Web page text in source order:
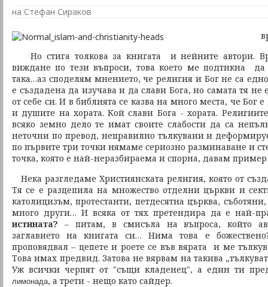
на Стефан Сираков
Но стига толкова за книгата и нейните автори.
виждане по тези въпроси, това което ме подтикна да
така…аз споделям мнението, че религия и Бог не са
е създадена да изучава и да слави Бога, но самата тя не
от себе си. И в библията се казва на много места, че Бог
и душите на хората. Кой слави Бога - хората.
всяко земно дело те имат своите слабости да са
неточни по превод, неправилно тълкувани и
по първите три точки нямаме сериозно разминаване и
точка, която е най-неразбираема и спорна, давам пример
Нека разгледаме Християнската религия, която от
Тя се е разцепила на множество отделни църкви и
католицизъм, протестанти, петдесятна църква,
много други… И всяка от тях претендира да е най-
истината? – питам, в смисъла на въпроса, който
заглавието на книгата си… Нима това е
проповядвал – цепете и роете се във вярата и ме
Това имах предвид. Затова не вярвам на такива
Уж всички черпят от "същи кладенец", а един ти
лимонада, а трети - нещо като сайдер.